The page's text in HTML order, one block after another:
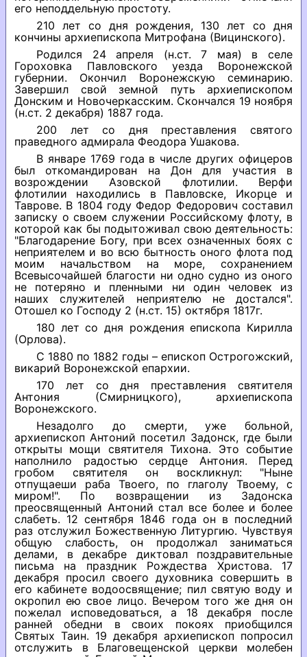
его неподдельную простоту.
210 лет со дня рождения, 130 лет со дня
кончины архиепископа Митрофана (Вицинского).
Родился 24 апреля (н.ст. 7 мая) в селе
Гороховка Павловского уезда Воронежской
губернии. Окончил Воронежскую семинарию.
Завершил свой земной путь архиепископом
Донским и Новочеркасским. Скончался 19 ноября
(н.ст. 2 декабря) 1887 года.
200 лет со дня преставления святого
праведного адмирала Феодора Ушакова.
В январе 1769 года в числе других офицеров
был откомандирован на Дон для участия в
возрождении Азовской флотилии. Верфи
флотилии находились в Павловске, Икорце и
Таврове. В 1804 году Федор Федорович составил
записку о своем служении Российскому флоту, в
которой как бы подытоживал свою деятельность:
"Благодарение Богу, при всех означенных боях с
неприятелем и во всю бытность оного флота под
моим начальством на море, сохранением
Всевысочайшей благости ни одно судно из оного
не потеряно и пленными ни один человек из
наших служителей неприятелю не достался".
Отошел ко Господу 2 (н.ст. 15) октября 1817г.
180 лет со дня рождения епископа Кирилла
(Орлова).
С 1880 по 1882 годы – епископ Острогожский,
викарий Воронежской епархии.
170 лет со дня преставления святителя
Антония (Смирницкого), архиепископа
Воронежского.
Незадолго до смерти, уже больной,
архиепископ Антоний посетил Задонск, где были
открыты мощи святителя Тихона. Это событие
наполнило радостью сердце Антония. Перед
гробом святителя он воскликнул: "Ныне
отпущаеши раба Твоего, по глаголу Твоему, с
миром!". По возвращении из Задонска
преосвященный Антоний стал все более и более
слабеть. 12 сентября 1846 года он в последний
раз отслужил Божественную Литургию. Чувствуя
общую слабость, он продолжал заниматься
делами, в декабре диктовал поздравительные
письма на праздник Рождества Христова. 17
декабря просил своего духовника совершить в
его кабинете водоосвящение; пил святую воду и
окропил ею свое лицо. Вечером того же дня он
пожелал исповедоваться, а 18 декабря после
ранней обедни в своих покоях приобщился
Святых Таин. 19 декабря архиепископ попросил
отслужить в Благовещенской церкви молебен